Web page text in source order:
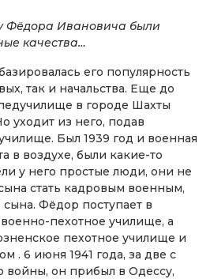
Фёдора Ивановича были
качества…
его популярность
так и начальства. Еще до
в городе Шахты
уходит из него, подав
Был 1939 год и военная
в воздухе, были какие-то
у него простые люди, они не
стать кадровым военным,
Фёдор поступает в
пехотное училище, а
пехотное училище и
. 6 июня 1941 года, за две с
он прибыл в Одессу,